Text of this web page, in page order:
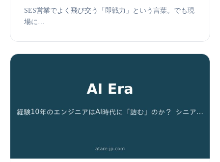
SES営業でよく飛び交う「即戦力」という言葉。でも現
場に…